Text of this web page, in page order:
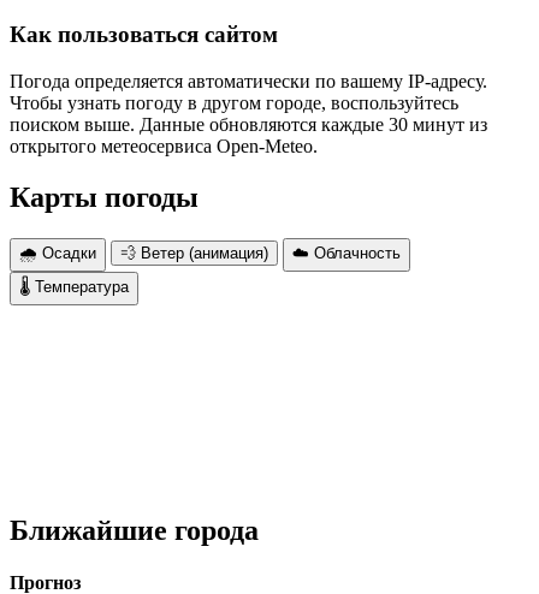
Как пользоваться сайтом
Погода определяется автоматически по вашему IP-адресу.
Чтобы узнать погоду в другом городе, воспользуйтесь
поиском выше. Данные обновляются каждые 30 минут из
открытого метеосервиса Open-Meteo.
Карты погоды
🌧 Осадки 💨 Ветер (анимация)
☁️ Облачность
🌡 Температура
Ближайшие города
Прогноз